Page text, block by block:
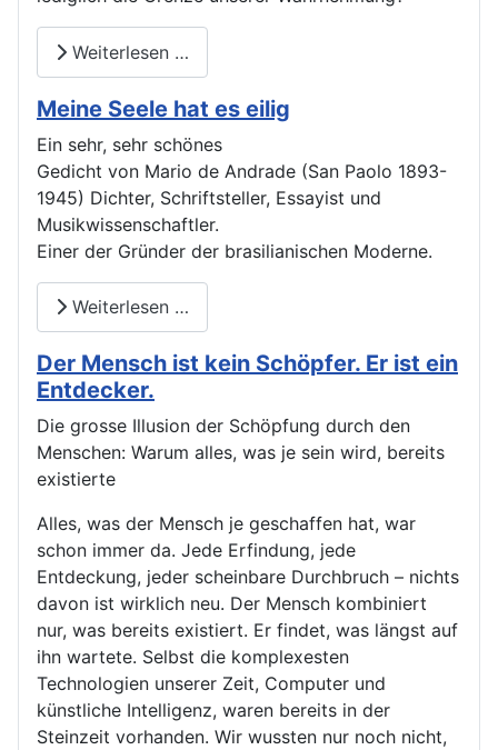
Weiterlesen …
Meine Seele hat es eilig
Ein sehr, sehr schönes
Gedicht von Mario de Andrade (San Paolo 1893-
1945) Dichter, Schriftsteller, Essayist und
Musikwissenschaftler.
Einer der Gründer der brasilianischen Moderne.
Weiterlesen …
Der Mensch ist kein Schöpfer. Er ist ein
Entdecker.
Die grosse Illusion der Schöpfung durch den
Menschen: Warum alles, was je sein wird, bereits
existierte
Alles, was der Mensch je geschaffen hat, war
schon immer da. Jede Erfindung, jede
Entdeckung, jeder scheinbare Durchbruch – nichts
davon ist wirklich neu. Der Mensch kombiniert
nur, was bereits existiert. Er findet, was längst auf
ihn wartete. Selbst die komplexesten
Technologien unserer Zeit, Computer und
künstliche Intelligenz, waren bereits in der
Steinzeit vorhanden. Wir wussten nur noch nicht,